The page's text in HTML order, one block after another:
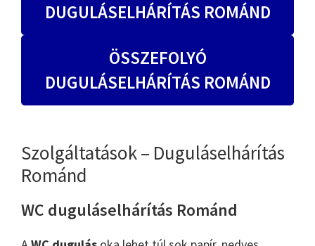
DUGULÁSELHÁRÍTÁS ROMÁND
ÖSSZEFOLYÓ
DUGULÁSELHÁRÍTÁS ROMÁND
Szolgáltatások – Duguláselhárítás
Románd
WC duguláselhárítás Románd